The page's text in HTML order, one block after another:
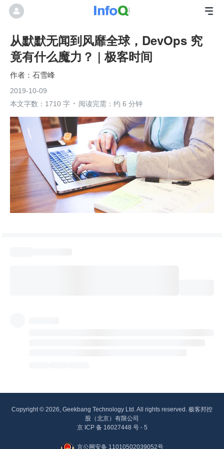
从默默无闻到风靡全球，DevOps 究
竟有什么魔力？ | 极客时间
石雪峰
2019-10-09
本文字数：1710 字
阅读完需：约 6 分钟
Copyright © 2026, Geekbang Technology Ltd. All rights reserved. 极客邦控
股（北京）有限公司
京 ICP 备 16027448 号 - 5
京公网安备 11010502039052号